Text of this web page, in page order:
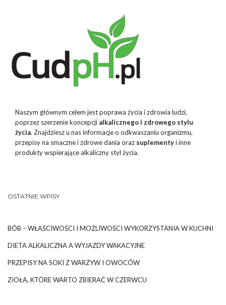
Naszym głównym celem jest poprawa życia i zdrowia ludzi,
poprzez szerzenie koncepcji alkalicznego i zdrowego stylu
życia. Znajdziesz u nas informacje o odkwaszaniu organizmu,
przepisy na smaczne i zdrowe dania oraz suplementyi inne
produkty wspierające alkaliczny styl życia.
OSTATNIE WPISY
BÓB – WŁAŚCIWOŚCI I MOŻLIWOŚCI WYKORZYSTANIA W KUCHNI
DIETA ALKALICZNA A WYJAZDY WAKACYJNE
PRZEPISY NA SOKI Z WARZYW I OWOCÓW
ZIOŁA, KTÓRE WARTO ZBIERAĆ W CZERWCU